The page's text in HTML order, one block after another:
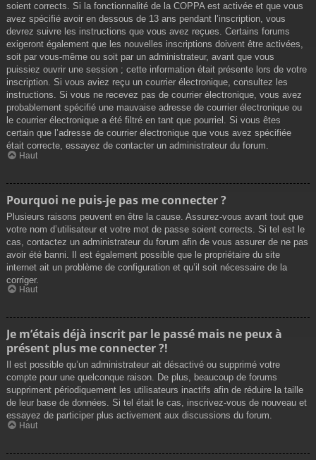
soient corrects. Si la fonctionnalité de la COPPA est activée et que vous
avez spécifié avoir en dessous de 13 ans pendant l’inscription, vous
devrez suivre les instructions que vous avez reçues. Certains forums
exigeront également que les nouvelles inscriptions doivent être activées,
soit par vous-même ou soit par un administrateur, avant que vous
puissiez ouvrir une session ; cette information était présente lors de votre
inscription. Si vous aviez reçu un courrier électronique, consultez les
instructions. Si vous ne recevez pas de courrier électronique, vous avez
probablement spécifié une mauvaise adresse de courrier électronique ou
le courrier électronique a été filtré en tant que pourriel. Si vous êtes
certain que l’adresse de courrier électronique que vous avez spécifiée
était correcte, essayez de contacter un administrateur du forum.
Haut
Pourquoi ne puis-je pas me connecter ?
Plusieurs raisons peuvent en être la cause. Assurez-vous avant tout que
votre nom d’utilisateur et votre mot de passe soient corrects. Si tel est le
cas, contactez un administrateur du forum afin de vous assurer de ne pas
avoir été banni. Il est également possible que le propriétaire du site
internet ait un problème de configuration et qu’il soit nécessaire de la
corriger.
Haut
Je m’étais déjà inscrit par le passé mais ne peux à
présent plus me connecter ?!
Il est possible qu’un administrateur ait désactivé ou supprimé votre
compte pour une quelconque raison. De plus, beaucoup de forums
suppriment périodiquement les utilisateurs inactifs afin de réduire la taille
de leur base de données. Si tel était le cas, inscrivez-vous de nouveau et
essayez de participer plus activement aux discussions du forum.
Haut